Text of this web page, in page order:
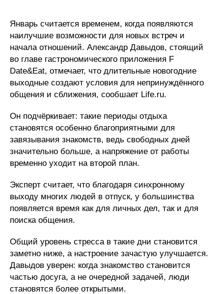
Январь считается временем, когда появляются
наилучшие возможности для новых встреч и
начала отношений. Александр Давыдов, стоящий
во главе гастрономического приложения F
Date&Eat, отмечает, что длительные новогодние
выходные создают условия для непринуждённого
общения и сближения, сообшает Life.ru.
Он подчёркивает: такие периоды отдыха
становятся особенно благоприятными для
завязывания знакомств, ведь свободных дней
значительно больше, а напряжение от работы
временно уходит на второй план.
Эксперт считает, что благодаря синхронному
выходу многих людей в отпуск, у большинства
появляется время как для личных дел, так и для
поиска общения.
Общий уровень стресса в такие дни становится
заметно ниже, а настроение зачастую улучшается.
Давыдов уверен: когда знакомство становится
частью досуга, а не очередной задачей, люди
становятся более открытыми.